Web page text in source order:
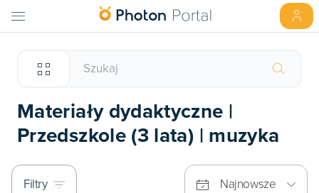
Materiały dydaktyczne |
Przedszkole (3 lata) | muzyka
Filtry Najnowsze